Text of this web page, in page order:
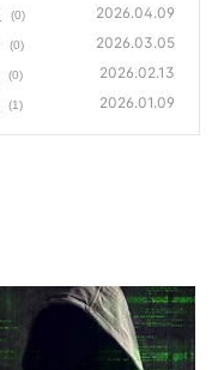
(0) 2026.04.09
(0) 2026.03.05
(0) 2026.02.13
(1) 2026.01.09